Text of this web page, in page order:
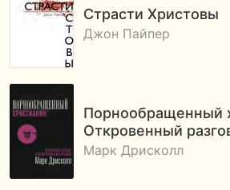
Страсти Христовы
Джон Пайпер
Порнообращенный
Откровенный
Марк Дрисколл